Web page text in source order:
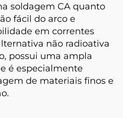
soldagem CA quanto
fácil do arco e
em correntes
não radioativa
possui uma ampla
é especialmente
de materiais finos e